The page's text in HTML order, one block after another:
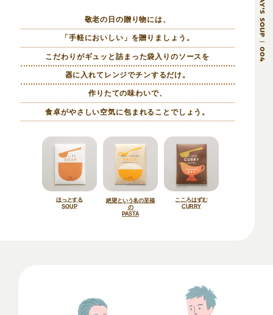
敬老の日の贈り物には、
「手軽においしい」を贈りましょう。
こだわりがギュッと詰まった袋入りのソースを
器に入れてレンジでチンするだけ。
作りたての味わいで、
食卓がやさしい空気に包まれることでしょう。
ほっとする
SOUP
絶望という名の至福
の
PASTA
こころはずむ
CURRY